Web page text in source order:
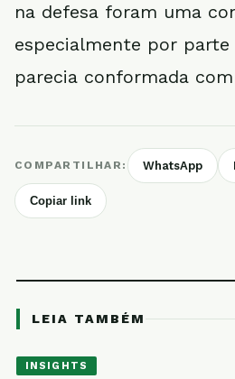
na defesa foram uma
especialmente por parte
parecia conformada
COMPARTILHAR: WhatsApp
Copiar link
LEIA TAMBÉM
INSIGHTS